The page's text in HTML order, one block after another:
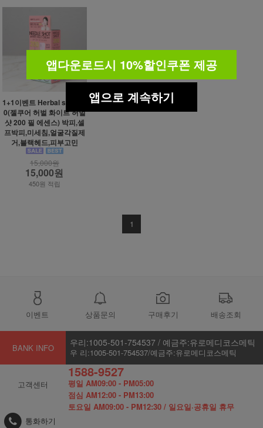
1+1이벤트 Herbal shot 20
0(젤쿠어 허벌 화이트 허벌
샷 200 필 에센스) 박피,셀
프박피,미세침,얼굴각질제
거,블랙헤드,피부고민
15,000원
15,000원
450원 적립
1
이벤트 상품문의 구매후기 배송조회
BANK INFO 우리:1005-501-754537 / 예금주:유로메디코스메틱
우 리:1005-501-754537/예금주:유로메디코스메틱
고객센터
1588-9527
평일 AM09:00 - PM05:00
점심 AM12:00 - PM13:00
토요일 AM09:00 - PM12:30 / 일요일·공휴일 휴무
통화하기
앱다운로드시 10%할인쿠폰 제공
앱으로 계속하기